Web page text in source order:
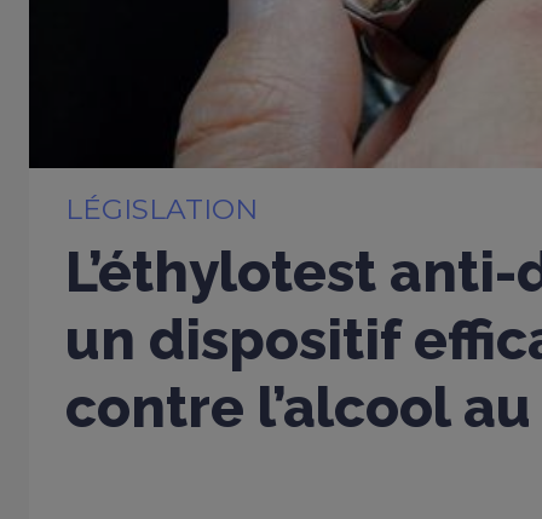
LÉGISLATION
L’éthylotest
un dispositif
contre l’alcool